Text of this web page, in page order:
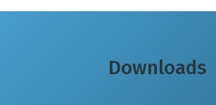
Downloads